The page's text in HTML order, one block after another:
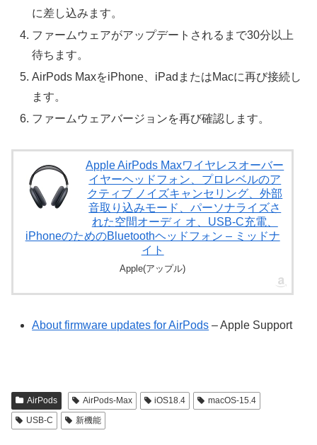
に差し込みます。
ファームウェアがアップデートされるまで30分以上
待ちます。
AirPods MaxをiPhone、iPadまたはMacに再び接続し
ます。
ファームウェアバージョンを再び確認します。
Apple AirPods Maxワイヤレスオーバー
イヤーヘッドフォン、プロレベルのア
クティブ ノイズキャンセリング、外部
音取り込みモード、パーソナライズさ
れた空間オーディ オ、USB-C充電、
iPhoneのためのBluetoothヘッドフォン ‒ ミッドナ
イト
Apple(アップル)
About firmware updates for AirPods – Apple Support
AirPods AirPods-Max iOS18.4
macOS-15.4
USB-C
新機能